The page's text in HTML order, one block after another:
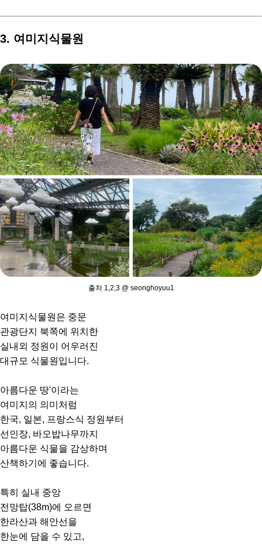
3. 여미지식물원
출처 1,2,3 @ seonghoyuu1
여미지식물원은 중문
관광단지 북쪽에 위치한
실내외 정원이 어우러진
대규모 식물원입니다.
아름다운 땅'이라는
여미지의 의미처럼
한국, 일본, 프랑스식 정원부터
선인장, 바오밥나무까지
아름다운 식물을 감상하며
산책하기에 좋습니다.
특히 실내 중앙
전 망탑(38m)에 오르면
한라산과 해안선을
한눈에 담을 수 있고,